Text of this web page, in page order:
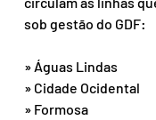
sob gestão do GDF:
» Águas Lindas
» Cidade Ocidental
» Formosa